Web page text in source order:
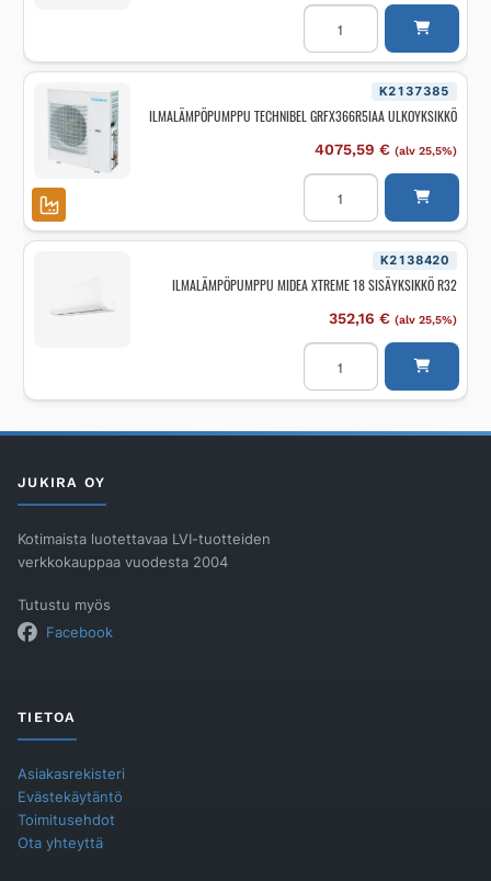
ILMALÄMPÖPUMPPU
MIDEA
XTREME
18
ULKOYKSIKKÖ
K2137385
ILMALÄMPÖPUMPPU TECHNIBEL GRFX366R5IAA ULKOYKSIKKÖ
4075,59 € (alv 25,5%)
ILMALÄMPÖPUMPPU
TECHNIBEL
GRFX366R5IAA
ULKOYKSIKKÖ
määrä
K2138420
ILMALÄMPÖPUMPPU MIDEA XTREME 18 SISÄYKSIKKÖ R32
352,16 € (alv 25,5%)
ILMALÄMPÖPUMPPU
MIDEA
XTREME
18
määrä
JUKIRA OY
Kotimaista luotettavaa LVI-tuotteiden
verkkokauppaa vuodesta 2004
Tutustu myös
Facebook
TIETOA
Asiakasrekisteri
Evästekäytäntö
Toimitusehdot
Ota yhteyttä